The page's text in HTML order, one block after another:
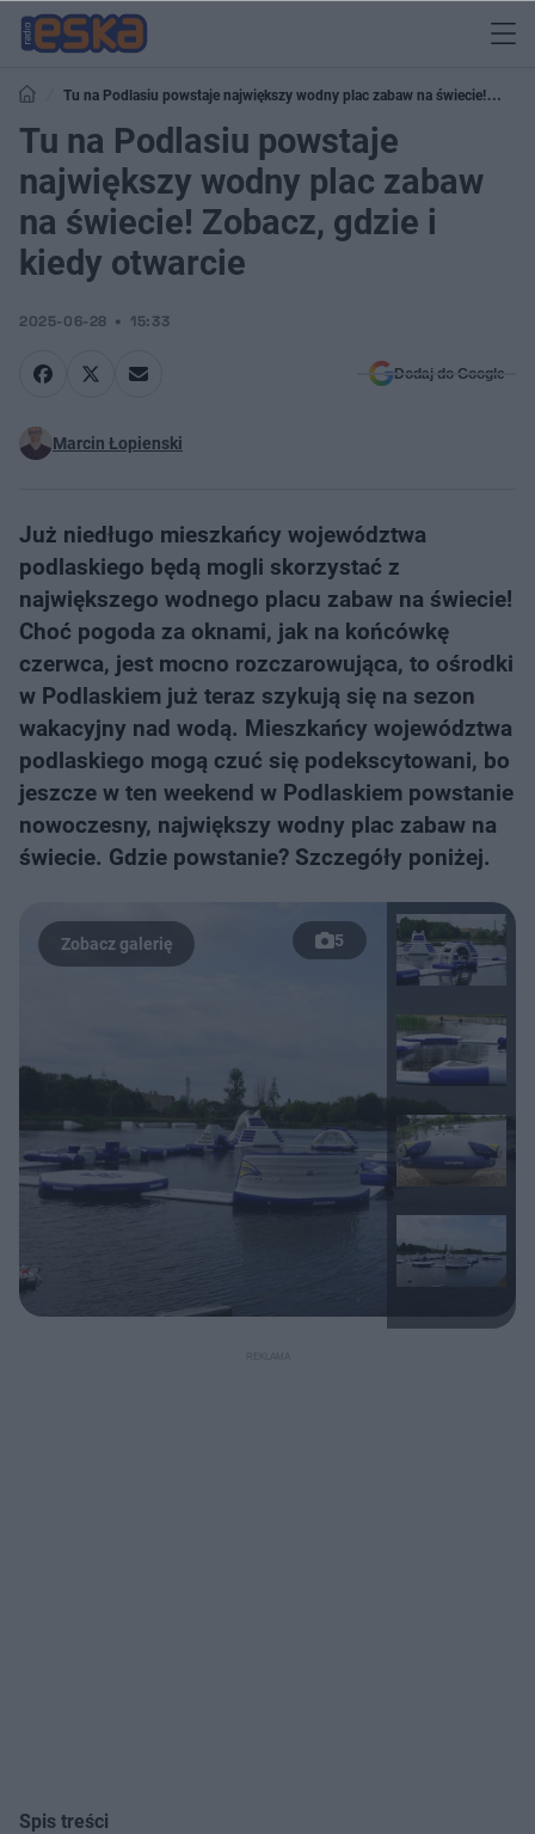
Tu na Podlasiu powstaje największy wodny plac zabaw na świecie!
Zobacz, gdzie i kiedy otwarcie
Tu na Podlasiu powstaje
największy wodny plac zabaw
na świecie! Zobacz, gdzie i
kiedy otwarcie
2025-06-28 15:33
Dodaj do Google
Marcin Łopienski
Już niedługo mieszkańcy województwa
podlaskiego będą mogli skorzystać z
największego wodnego placu zabaw na świecie!
Choć pogoda za oknami, jak na końcówkę
czerwca, jest mocno rozczarowująca, to ośrodki
w Podlaskiem już teraz szykują się na sezon
wakacyjny nad wodą. Mieszkańcy województwa
podlaskiego mogą czuć się podekscytowani, bo
jeszcze w ten weekend w Podlaskiem powstanie
nowoczesny, największy wodny plac zabaw na
świecie. Gdzie powstanie? Szczegóły poniżej.
5
Spis treści